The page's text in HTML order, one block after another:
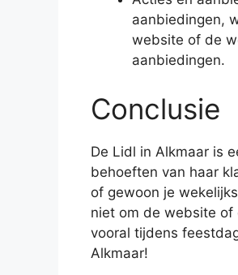
aanbiedingen,
website of de
aanbiedingen.
Conclusie
De Lidl in Alkmaar is
behoeften van haar
of gewoon je
niet om de website of
vooral tijdens
Alkmaar!